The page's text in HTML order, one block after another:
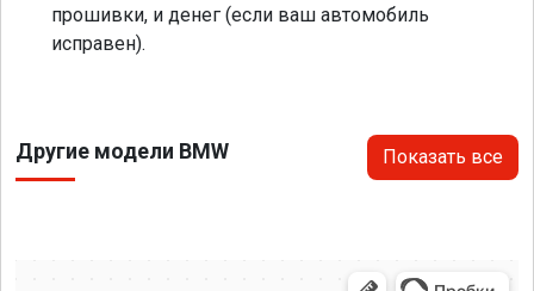
прошивки, и денег (если ваш автомобиль
исправен).
Другие модели BMW Показать все